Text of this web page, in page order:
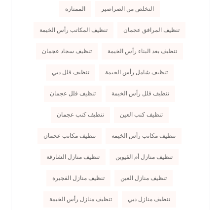
التخلص من الصراصير الممتازة
تنظيف المرافق عجمان تنظيف المكاتب رأس الخيمة
تنظيف بعد البناء رأس الخيمة تنظيف سجاد عجمان
تنظيف شامل رأس الخيمة تنظيف فلل دبي
تنظيف فلل رأس الخيمة تنظيف فلل عجمان
تنظيف كنب العين تنظيف كنب عجمان
تنظيف مكاتب رأس الخيمة تنظيف مكاتب عجمان
تنظيف منازل أم القيوين تنظيف منازل الشارقة
تنظيف منازل العين تنظيف منازل الفجيرة
تنظيف منازل دبي تنظيف منازل رأس الخيمة